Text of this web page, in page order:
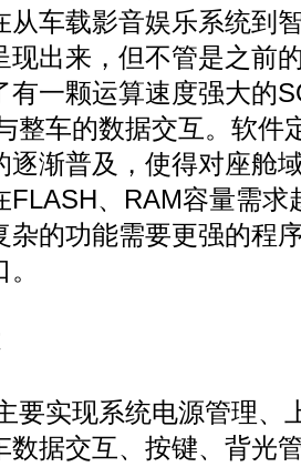
从车载影音娱乐系统到
现出来，但不管是之前
有一颗运算速度强大的
整车的数据交互。软件
逐渐普及，使得对座舱
FLASH、RAM容量需
杂的功能需要更强的程
要实现系统电源管理、
数据交互、按键、背光